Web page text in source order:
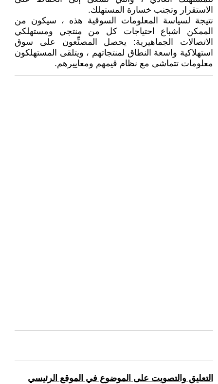
الاستقرار وتجنب خسارة المستهلك.
نتيجة لسياسة المعلومات السوقية هذه ، سيكون من
الممكن اشباع احتياجات كل من منتجي ومستهلكي
الاتصالات الجماهيرية: يحصل المصنِّعون على سوق
استهلاكية واسعة النطاق لمنتجاتهم ، ويتلقى المستهلكون
معلومات تتماشى مع نظام قيمهم ومعاييرهم.
التعليق والتصويت على الموضوع في الموقع الرئيسي